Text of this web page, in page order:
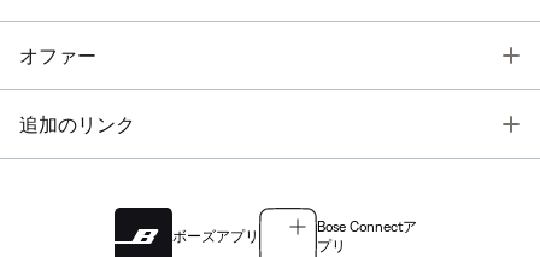
オファー
追加のリンク
ボーズアプリ
Bose Connectア
プリ